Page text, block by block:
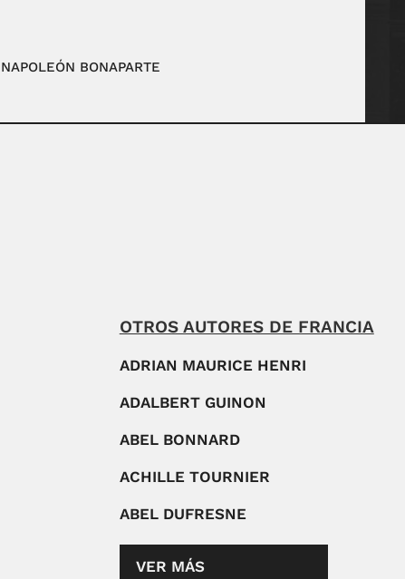
NAPOLEÓN BONAPARTE
OTROS AUTORES DE FRANCIA
ADRIAN MAURICE HENRI
ADALBERT GUINON
ABEL BONNARD
ACHILLE TOURNIER
ABEL DUFRESNE
VER MÁS